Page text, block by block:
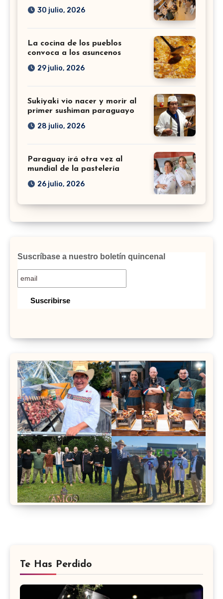
30 julio, 2026
La cocina de los pueblos
convoca a los asuncenos
29 julio, 2026
Sukiyaki vio nacer y morir al
primer sushiman paraguayo
28 julio, 2026
Paraguay irá otra vez al
mundial de la pastelería
26 julio, 2026
Suscríbase a nuestro boletín quincenal
Te Has Perdido